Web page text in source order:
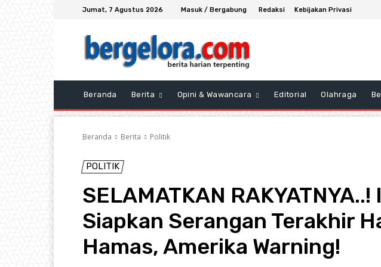
Jumat, 7 Agustus 2026 Masuk / Bergabung Redaksi Kebijakan Privasi
Beranda Berita Opini & Wawancara Editorial Olahraga
Beranda Berita Politik
POLITIK
SELAMATKAN RAKYATNYA..!
Siapkan Serangan Terakhir
Hamas, Amerika Warning!